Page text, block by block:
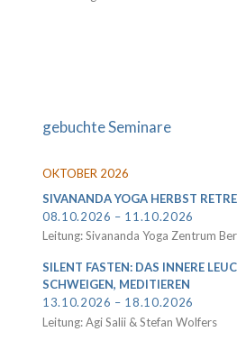
gebuchte Seminare
OKTOBER 2026
SIVANANDA YOGA HERBST
08.10.2026 – 11.10.2026
Leitung: Sivananda Yoga Zentrum
SILENT FASTEN: DAS INNERE
SCHWEIGEN, MEDITIEREN
13.10.2026 – 18.10.2026
Leitung: Agi Salii & Stefan Wolfers